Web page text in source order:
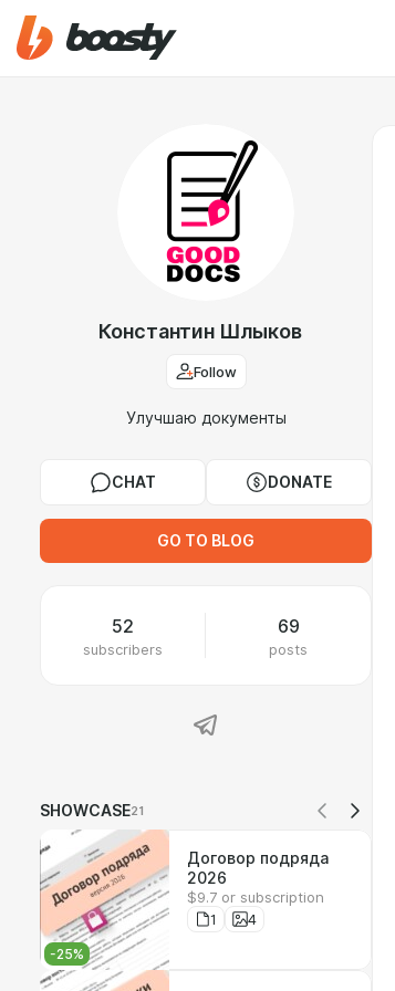
Константин Шлыков
Follow
Улучшаю документы
CHAT DONATE
GO TO BLOG
52
subscribers
69
posts
SHOWCASE21
-25%
Договор подряда
2026
$9.7 or subscription
1
4